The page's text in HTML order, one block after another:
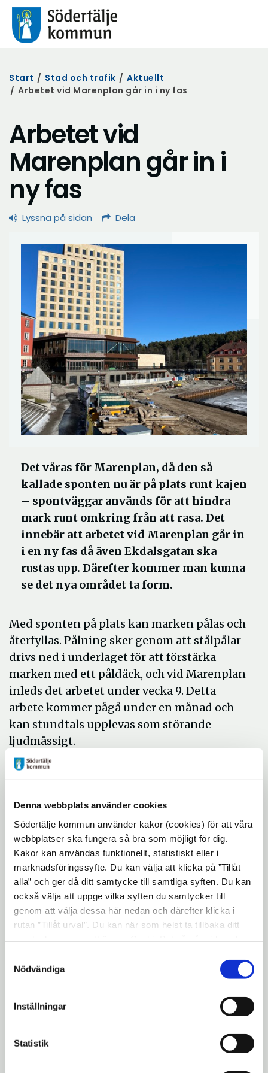
Denna webbplats använder cookies
Södertälje kommun använder kakor (cookies) för att våra
webbplatser ska fungera så bra som möjligt för dig.
Kakor kan användas funktionellt, statistiskt eller i
marknadsföringssyfte. Du kan välja att klicka på ”Tillåt
alla” och ger då ditt samtycke till samtliga syften. Du kan
också välja att uppge vilka syften du samtycker till
genom att välja dessa här nedan och därefter klicka i
rutan ”Tillåt urval”. Du kan när som helst ta tillbaka ditt
"Visa detaljer" kan du läsa om hur kakorna används och
hur vi och våra leverantörer inhämtar och behandlar
Nödvändiga
Inställningar
Statistik
Start / Stad och trafik / Aktuellt
/ Arbetet vid Marenplan går in i ny fas
Arbetet vid
Marenplan går in i
ny fas
Lyssna på sidan Dela
Det våras för Marenplan, då den så
kallade sponten nu är på plats runt kajen
– spontväggar används för att hindra
mark runt omkring från att rasa. Det
innebär att arbetet vid Marenplan går in
i en ny fas då även Ekdalsgatan ska
rustas upp. Därefter kommer man kunna
se det nya området ta form.
Med sponten på plats kan marken pålas och
återfyllas. Pålning sker genom att stålpålar
drivs ned i underlaget för att förstärka
marken med ett påldäck, och vid Marenplan
inleds det arbetet under vecka 9. Detta
arbete kommer pågå under en månad och
kan stundtals upplevas som störande
ljudmässigt.
– Det kan verka som att många arbeten
sker samtidigt nu under våren, men planen
begränsa störningarna för Södertäljeborna
så mycket det går, säger Peter Sandell
Johansson, byggprojektledare på Södertälje
kommuns stadsbyggnadskontor.
Även Ekdalsgatan ska förbättras med nya
ytskikt, bredare gång- och cykelstråk och
planteringar. Telge Nät kommer även
mars. Ombyggnationen innebär en del
framkomligheten.
trappan ner till Marenplan, som båda får